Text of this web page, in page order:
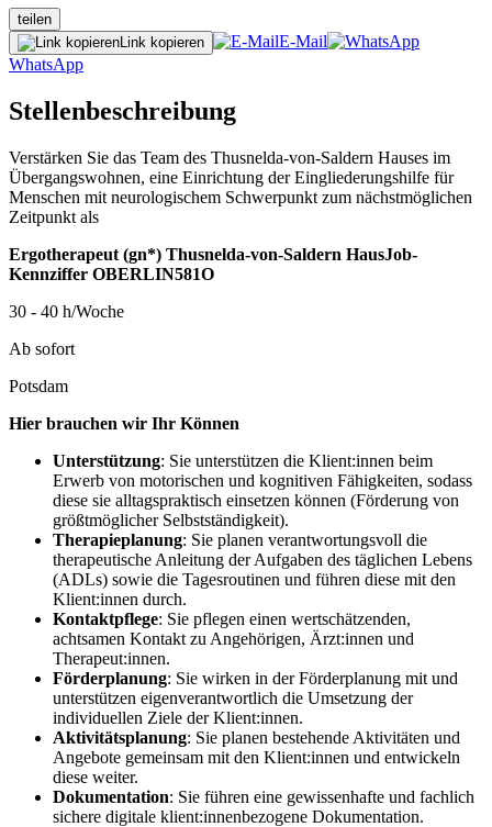
teilen
Link kopieren
E-Mail
WhatsApp
Stellenbeschreibung
Verstärken Sie das Team des Thusnelda-von-Saldern Hauses im
Übergangswohnen, eine Einrichtung der Eingliederungshilfe für
Menschen mit neurologischem Schwerpunkt zum nächstmöglichen
Zeitpunkt als
Ergotherapeut (gn*) Thusnelda-von-Saldern HausJob-
Kennziffer OBERLIN581O
30 - 40 h/Woche
Ab sofort
Potsdam
Hier brauchen wir Ihr Können
Unterstützung: Sie unterstützen die Klient:innen beim
Erwerb von motorischen und kognitiven Fähigkeiten, sodass
diese sie alltagspraktisch einsetzen können (Förderung von
größtmöglicher Selbstständigkeit).
Therapieplanung: Sie planen verantwortungsvoll die
therapeutische Anleitung der Aufgaben des täglichen Lebens
(ADLs) sowie die Tagesroutinen und führen diese mit den
Klient:innen durch.
Kontaktpflege: Sie pflegen einen wertschätzenden,
achtsamen Kontakt zu Angehörigen, Ärzt:innen und
Therapeut:innen.
Förderplanung: Sie wirken in der Förderplanung mit und
unterstützen eigenverantwortlich die Umsetzung der
individuellen Ziele der Klient:innen.
Aktivitätsplanung: Sie planen bestehende Aktivitäten und
Angebote gemeinsam mit den Klient:innen und entwickeln
diese weiter.
Dokumentation: Sie führen eine gewissenhafte und fachlich
sichere digitale klient:innenbezogene Dokumentation.